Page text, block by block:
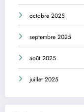
octobre 2025
septembre 2025
août 2025
juillet 2025